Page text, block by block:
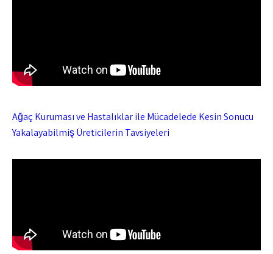
Ağaç Kuruması ve Hastalıklar ile Mücadelede Kesin Sonucu
Yakalayabilmiş Üreticilerin Tavsiyeleri